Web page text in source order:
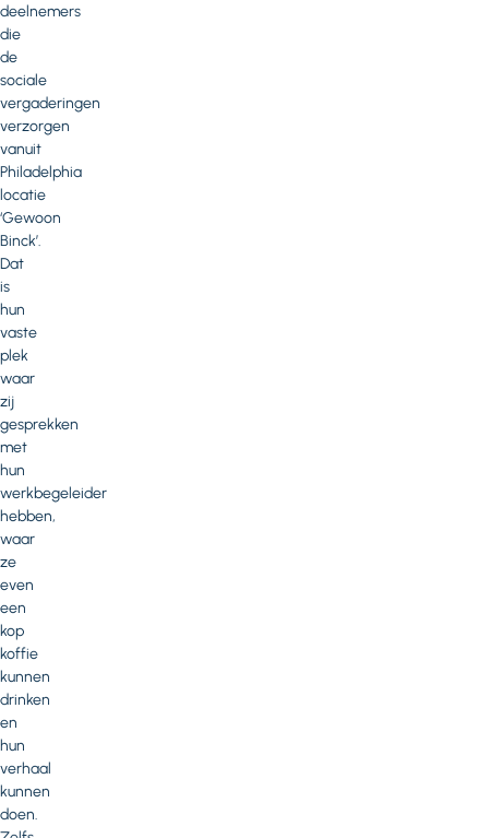
deelnemers
die
de
sociale
vergaderingen
verzorgen
vanuit
Philadelphia
locatie
‘Gewoon
Binck’.
Dat
is
hun
vaste
plek
waar
zij
gesprekken
met
hun
werkbegeleider
hebben,
waar
ze
even
een
kop
koffie
kunnen
drinken
en
hun
verhaal
kunnen
doen.